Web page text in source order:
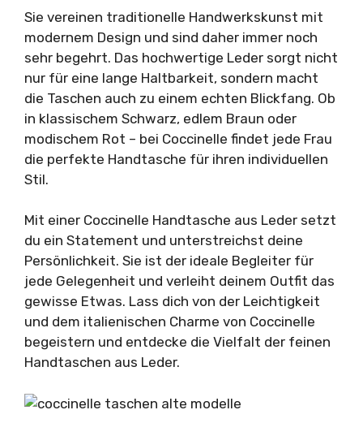
Sie vereinen traditionelle Handwerkskunst mit
modernem Design und sind daher immer noch
sehr begehrt. Das hochwertige Leder sorgt nicht
nur für eine lange Haltbarkeit, sondern macht
die Taschen auch zu einem echten Blickfang. Ob
in klassischem Schwarz, edlem Braun oder
modischem Rot – bei Coccinelle findet jede Frau
die perfekte Handtasche für ihren individuellen
Stil.
Mit einer Coccinelle Handtasche aus Leder setzt
du ein Statement und unterstreichst deine
Persönlichkeit. Sie ist der ideale Begleiter für
jede Gelegenheit und verleiht deinem Outfit das
gewisse Etwas. Lass dich von der Leichtigkeit
und dem italienischen Charme von Coccinelle
begeistern und entdecke die Vielfalt der feinen
Handtaschen aus Leder.